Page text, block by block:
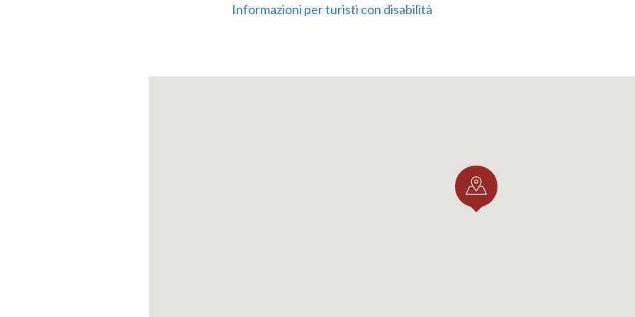
grüne Riesengenannt werden. Besonders eindrucksvoll sind zwei
Informazioni per turisti con disabilità